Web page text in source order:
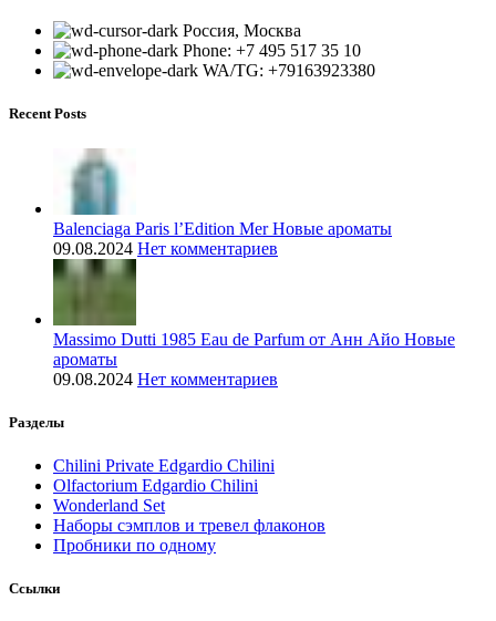
Россия, Москва
Phone: +7 495 517 35 10
WA/TG: +79163923380
Recent Posts
Balenciaga Paris l’Edition Mer Новые ароматы
09.08.2024 Нет комментариев
Massimo Dutti 1985 Eau de Parfum от Анн Айо Новые
ароматы
09.08.2024 Нет комментариев
Разделы
Chilini Private Edgardio Chilini
Olfactorium Edgardio Chilini
Wonderland Set
Наборы сэмплов и тревел флаконов
Пробники по одному
Ссылки